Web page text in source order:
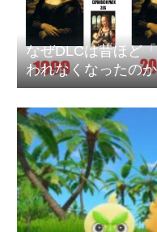
なぜDLCは昔ほど
われなくなったのか